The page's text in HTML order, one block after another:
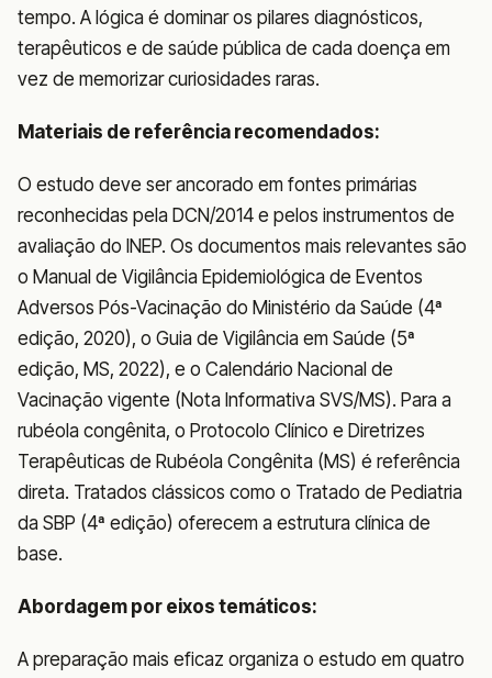
tempo. A lógica é dominar os pilares diagnósticos,
terapêuticos e de saúde pública de cada doença em
vez de memorizar curiosidades raras.
Materiais de referência recomendados:
O estudo deve ser ancorado em fontes primárias
reconhecidas pela DCN/2014 e pelos instrumentos de
avaliação do INEP. Os documentos mais relevantes são
o Manual de Vigilância Epidemiológica de Eventos
Adversos Pós-Vacinação do Ministério da Saúde (4ª
edição, 2020), o Guia de Vigilância em Saúde (5ª
edição, MS, 2022), e o Calendário Nacional de
Vacinação vigente (Nota Informativa SVS/MS). Para a
rubéola congênita, o Protocolo Clínico e Diretrizes
Terapêuticas de Rubéola Congênita (MS) é referência
direta. Tratados clássicos como o Tratado de Pediatria
da SBP (4ª edição) oferecem a estrutura clínica de
base.
Abordagem por eixos temáticos:
A preparação mais eficaz organiza o estudo em quatro